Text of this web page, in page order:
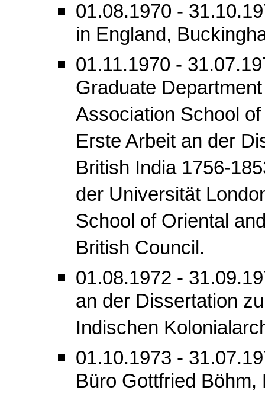
01.08.1970 -
in England,
01.11.1970 -
Graduate
Association School
Erste Arbeit an der
British India 1756-
der Universität
School of Oriental
British Council.
01.08.1972 -
an der Dissertation
Indischen
01.10.1973 -
Büro Gottfried Böhm,